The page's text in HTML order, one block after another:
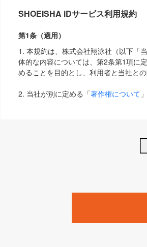
SHOEISHA iDサービス利用規約
第1条（適用）
1. 本規約は、株式会社翔泳社（以下「
体的な内容については、第2条第1項に
めることを目的とし、利用者と当社と
2. 当社が別に定める「著作権について
は、本規約の規定が優先して適用される
1. 「本サービス」とは、当社が提供
みます）及びこれらサービスに関連し
「SEBook」「SEShop」「CodeZine